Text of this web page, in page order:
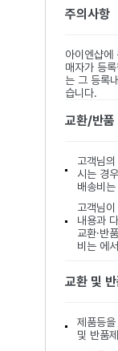
주의사항
아이엔샵에
매자가 등
는 그 등록
습니다.
교환/반품
고객님
시는 경
배송비
고객님
내용과
교환·반
비는 에
교환 및
제품등
및 반품